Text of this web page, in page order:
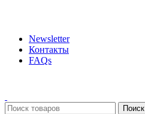
Newsletter
Контакты
FAQs
Поиск